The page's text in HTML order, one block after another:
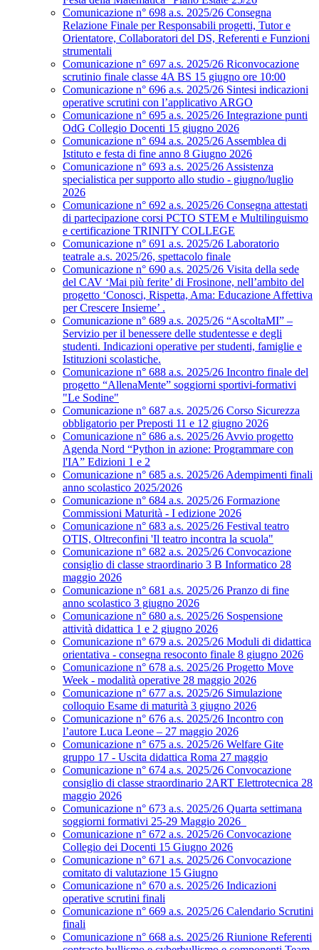
Comunicazione n° 698 a.s. 2025/26 Consegna
Relazione Finale per Responsabili progetti, Tutor e
Orientatore, Collaboratori del DS, Referenti e Funzioni
strumentali
Comunicazione n° 697 a.s. 2025/26 Riconvocazione
scrutinio finale classe 4A BS 15 giugno ore 10:00
Comunicazione n° 696 a.s. 2025/26 Sintesi indicazioni
operative scrutini con l’applicativo ARGO
Comunicazione n° 695 a.s. 2025/26 Integrazione punti
OdG Collegio Docenti 15 giugno 2026
Comunicazione n° 694 a.s. 2025/26 Assemblea di
Istituto e festa di fine anno 8 Giugno 2026
Comunicazione n° 693 a.s. 2025/26 Assistenza
specialistica per supporto allo studio - giugno/luglio
2026
Comunicazione n° 692 a.s. 2025/26 Consegna attestati
di partecipazione corsi PCTO STEM e Multilinguismo
e certificazione TRINITY COLLEGE
Comunicazione n° 691 a.s. 2025/26 Laboratorio
teatrale a.s. 2025/26, spettacolo finale
Comunicazione n° 690 a.s. 2025/26 Visita della sede
del CAV ‘Mai più ferite’ di Frosinone, nell’ambito del
progetto ‘Conosci, Rispetta, Ama: Educazione Affettiva
per Crescere Insieme’ .
Comunicazione n° 689 a.s. 2025/26 “AscoltaMI” –
Servizio per il benessere delle studentesse e degli
studenti. Indicazioni operative per studenti, famiglie e
Istituzioni scolastiche.
Comunicazione n° 688 a.s. 2025/26 Incontro finale del
progetto “AllenaMente” soggiorni sportivi‑formativi
"Le Sodine"
Comunicazione n° 687 a.s. 2025/26 Corso Sicurezza
obbligatorio per Preposti 11 e 12 giugno 2026
Comunicazione n° 686 a.s. 2025/26 Avvio progetto
Agenda Nord “Python in azione: Programmare con
l'IA” Edizioni 1 e 2
Comunicazione n° 685 a.s. 2025/26 Adempimenti finali
anno scolastico 2025/2026
Comunicazione n° 684 a.s. 2025/26 Formazione
Commissioni Maturità - I edizione 2026
Comunicazione n° 683 a.s. 2025/26 Festival teatro
OTIS, Oltreconfini 'Il teatro incontra la scuola"
Comunicazione n° 682 a.s. 2025/26 Convocazione
consiglio di classe straordinario 3 B Informatico 28
maggio 2026
Comunicazione n° 681 a.s. 2025/26 Pranzo di fine
anno scolastico 3 giugno 2026
Comunicazione n° 680 a.s. 2025/26 Sospensione
attività didattica 1 e 2 giugno 2026
Comunicazione n° 679 a.s. 2025/26 Moduli di didattica
orientativa - consegna resoconto finale 8 giugno 2026
Comunicazione n° 678 a.s. 2025/26 Progetto Move
Week - modalità operative 28 maggio 2026
Comunicazione n° 677 a.s. 2025/26 Simulazione
colloquio Esame di maturità 3 giugno 2026
Comunicazione n° 676 a.s. 2025/26 Incontro con
l’autore Luca Leone – 27 maggio 2026
Comunicazione n° 675 a.s. 2025/26 Welfare Gite
gruppo 17 - Uscita didattica Roma 27 maggio
Comunicazione n° 674 a.s. 2025/26 Convocazione
consiglio di classe straordinario 2ART Elettrotecnica 28
maggio 2026
Comunicazione n° 673 a.s. 2025/26 Quarta settimana
soggiorni formativi 25-29 Maggio 2026
Comunicazione n° 672 a.s. 2025/26 Convocazione
Collegio dei Docenti 15 Giugno 2026
Comunicazione n° 671 a.s. 2025/26 Convocazione
comitato di valutazione 15 Giugno
Comunicazione n° 670 a.s. 2025/26 Indicazioni
operative scrutini finali
Comunicazione n° 669 a.s. 2025/26 Calendario Scrutini
finali
Comunicazione n° 668 a.s. 2025/26 Riunione Referenti